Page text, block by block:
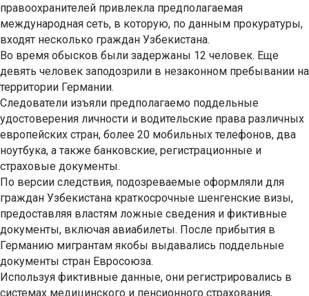
правоохранителей привлекла предполагаемая
международная сеть, в которую, по данным прокуратуры,
входят несколько граждан Узбекистана.
Во время обысков были задержаны 12 человек. Еще
девять человек заподозрили в незаконном пребывании на
территории Германии.
Следователи изъяли предполагаемо поддельные
удостоверения личности и водительские права различных
европейских стран, более 20 мобильных телефонов, два
ноутбука, а также банковские, регистрационные и
страховые документы.
По версии следствия, подозреваемые оформляли для
граждан Узбекистана краткосрочные шенгенские визы,
предоставляя властям ложные сведения и фиктивные
документы, включая авиабилеты. После прибытия в
Германию мигрантам якобы выдавались поддельные
документы стран Евросоюза.
Используя фиктивные данные, они регистрировались в
системах медицинского и пенсионного страхования,